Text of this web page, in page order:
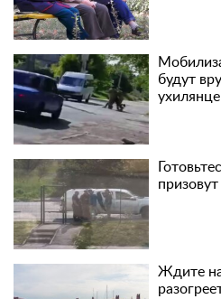
будут
Ждите